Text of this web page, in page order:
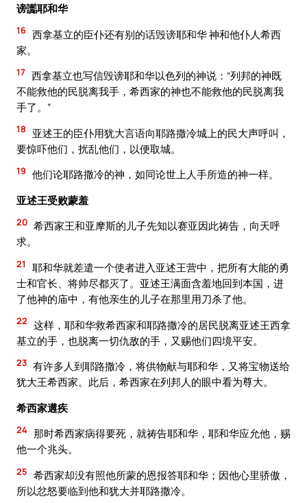
谤讟耶和华
16 西拿基立的臣仆还有别的话毁谤耶和华 神和他仆人希西
家。
17 西拿基立也写信毁谤耶和华以色列的神说：“列邦的神既
不能救他的民脱离我手，希西家的神也不能救他的民脱离我
手了。”
18
亚述王的臣仆用犹大言语向耶路撒冷城上的民大声呼叫，
要惊吓他们，扰乱他们，以便取城。
19 他们论耶路撒冷的神，如同论世上人手所造的神一样。
亚述王受败蒙羞
20 希西家王和亚摩斯的儿子先知以赛亚因此祷告，向天呼
求。
21
耶和华就差遣一个使者进入亚述王营中，把所有大能的勇
士和官长、将帅尽都灭了。亚述王满面含羞地回到本国，进
了他神的庙中，有他亲生的儿子在那里用刀杀了他。
22 这样，耶和华救希西家和耶路撒冷的居民脱离亚述王西拿
基立的手，也脱离一切仇敌的手，又赐他们四境平安。
23 有许多人到耶路撒冷，将供物献与耶和华，又将宝物送给
犹大王希西家。此后，希西家在列邦人的眼中看为尊大。
希西家遘疾
24 那时希西家病得要死，就祷告耶和华，耶和华应允他，赐
他一个兆头。
25 希西家却没有照他所蒙的恩报答耶和华；因他心里骄傲，
所以忿怒要临到他和犹大并耶路撒冷。